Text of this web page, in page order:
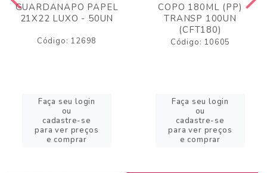
GUARDANAPO PAPEL
21X22 LUXO - 50UN
Código: 12698
Faça seu login
ou
cadastre-se
para ver preços
e comprar
COPO 180ML (PP)
TRANSP 100UN
(CFT180)
Código: 10605
Faça seu login
ou
cadastre-se
para ver preços
e comprar